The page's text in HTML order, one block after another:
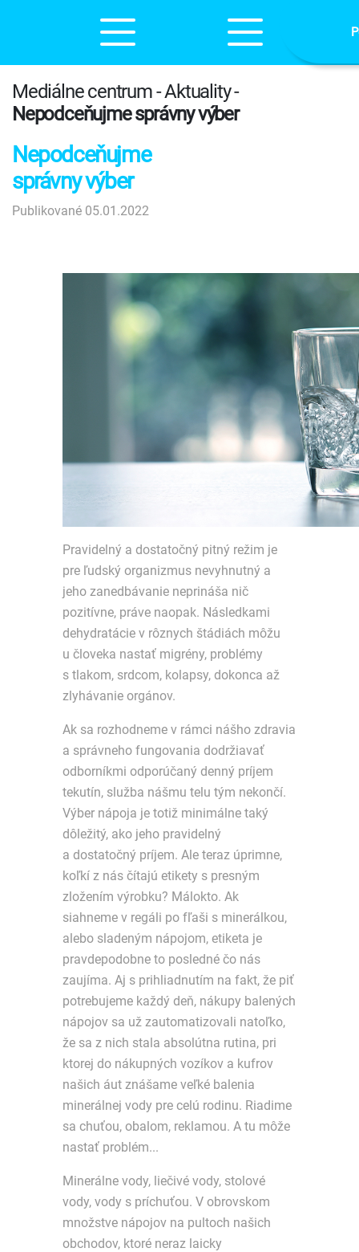
Mediálne centrum - Aktuality -
Nepodceňujme správny výber
Nepodceňujme
správny výber
Publikované 05.01.2022
Pravidelný a dostatočný pitný režim je
pre ľudský organizmus nevyhnutný a
jeho zanedbávanie neprináša nič
pozitívne, práve naopak. Následkami
dehydratácie v rôznych štádiách môžu
u človeka nastať migrény, problémy
s tlakom, srdcom, kolapsy, dokonca až
zlyhávanie orgánov.
Ak sa rozhodneme v rámci nášho zdravia
a správneho fungovania dodržiavať
odborníkmi odporúčaný denný príjem
tekutín, služba nášmu telu tým nekončí.
Výber nápoja je totiž minimálne taký
dôležitý, ako jeho pravidelný
a dostatočný príjem. Ale teraz úprimne,
koľkí z nás čítajú etikety s presným
zložením výrobku? Málokto. Ak
siahneme v regáli po fľaši s minerálkou,
alebo sladeným nápojom, etiketa je
pravdepodobne to posledné čo nás
zaujíma. Aj s prihliadnutím na fakt, že piť
potrebujeme každý deň, nákupy balených
nápojov sa už zautomatizovali natoľko,
že sa z nich stala absolútna rutina, pri
ktorej do nákupných vozíkov a kufrov
našich áut znášame veľké balenia
minerálnej vody pre celú rodinu. Riadime
sa chuťou, obalom, reklamou. A tu môže
nastať problém...
Minerálne vody, liečivé vody, stolové
vody, vody s príchuťou. V obrovskom
množstve nápojov na pultoch našich
obchodov, ktoré neraz laicky